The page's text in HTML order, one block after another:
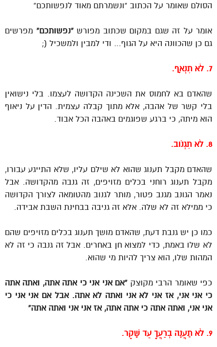
הסולם שאומר על הכתוב “ונשמרתם מאוד לנפשותכם”
אומר על זה שגם במקום שכתוב מפורש “נפשותכם” מפרשים
גם כן שהכוונה היא על הגוף… ודי למבין ולמשכיל (;
7. לֹא תִנְאָף.
שהאדם בא לחמוס את השכינה הקדושה לעצמו. בלי נישואין
בלי קשר של אהבה, אלא מתוך קבלה עצמית. הדין על ניאוף
הוא מיתה, כי ברגע שפוגמים באהבה הכל אבוד.
8. לֹא תִגְנֹוב.
שהאדם מקבל תענוג שהוא לא שילם עליו, שלא התייגע עבורו,
מקבל תענוג רוחני בכלים מזויפים, זה גנבה מהקדושה. אבל
נאמר הגונב מגנב פטור, מותר לגנוב מהטומאה לצורך הקדושה
כי ממילא זה לא שלה. אלא זה גניבה בבחינת השבת אבידה.
כמו כן יש גנבת דעת, שהאדם מושך תענוג בכלים מזויפים שהם
לא שלו באמת, כדי למצוא חן באחרים. אבל זה גנבה כי זה לא
המהות שלו, הוא צריך להיות מי שהוא.
כפי שאומר הרבי מקוצק “אם אני אני כי אתה אתה, ואתה אתה
כי אני אני, אז אני לא אני ואתה לא אתה. אבל אם אני אני כי
אני אני, ואתה אתה כי אתה אתה, אז אני אני ואתה אתה”
9. לֹא תַעֲנֶה בְרֵעֲךָ עֵד שָׁקֶר.